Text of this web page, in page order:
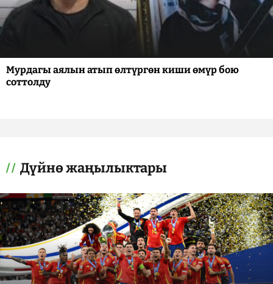
Мурдагы аялын атып өлтүргөн киши өмүр бою
соттолду
Дүйнө жаңылыктары